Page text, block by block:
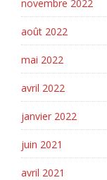
novembre 2022
août 2022
mai 2022
avril 2022
janvier 2022
juin 2021
avril 2021